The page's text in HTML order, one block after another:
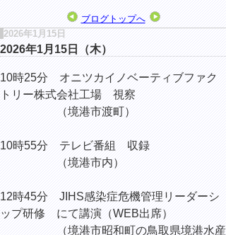
ブログトップへ
2026年1月15日
2026年1月15日（木）
10時25分 オニツカイノベーティブファク
トリー株式会社工場 視察
（境港市渡町）
10時55分 テレビ番組 収録
（境港市内）
12時45分 JIHS感染症危機管理リーダーシ
ップ研修 にて講演（WEB出席）
（境港市昭和町の鳥取県境港水産